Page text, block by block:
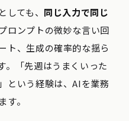
ても、 同じ入力で同じ
ロンプトの微妙な言い回
ト、生成の確率的な揺ら
。「先週はうまくいった
という経験は、AIを業務
す。